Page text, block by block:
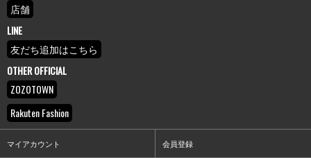
店舗
LINE
友だち追加はこちら
OTHER OFFICIAL
ZOZOTOWN
Rakuten Fashion
マイアカウント 会員登録